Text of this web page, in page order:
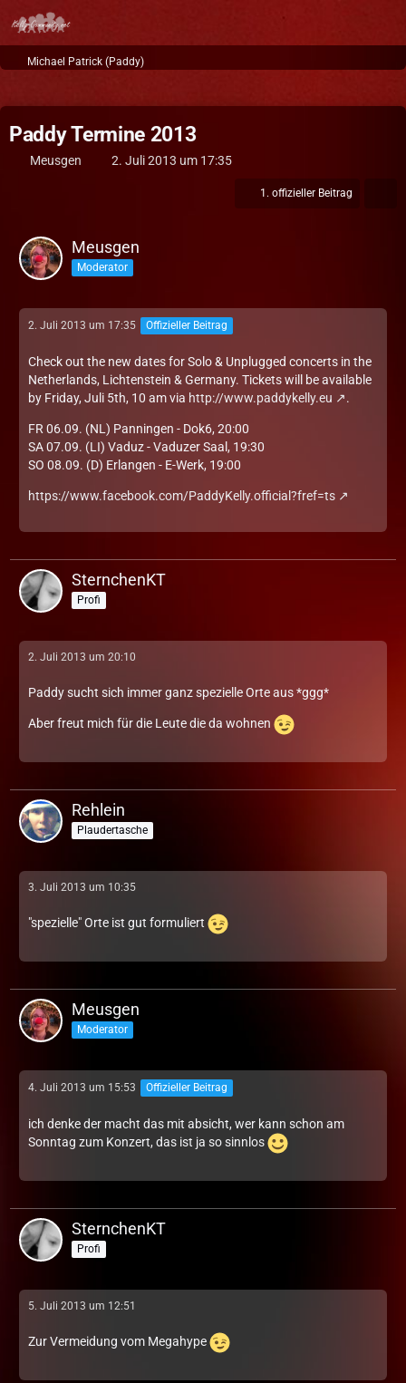
Michael Patrick (Paddy)
Paddy Termine 2013
Meusgen 2. Juli 2013 um 17:35
1. offizieller Beitrag
Meusgen
Moderator
2. Juli 2013 um 17:35 Offizieller Beitrag
Check out the new dates for Solo & Unplugged concerts in the
Netherlands, Lichtenstein & Germany. Tickets will be available
by Friday, Juli 5th, 10 am via http://www.paddykelly.eu .
FR 06.09. (NL) Panningen - Dok6, 20:00
SA 07.09. (LI) Vaduz - Vaduzer Saal, 19:30
SO 08.09. (D) Erlangen - E-Werk, 19:00
https://www.facebook.com/PaddyKelly.official?fref=ts
SternchenKT
Profi
2. Juli 2013 um 20:10
Paddy sucht sich immer ganz spezielle Orte aus *ggg*
Aber freut mich für die Leute die da wohnen
Rehlein
Plaudertasche
3. Juli 2013 um 10:35
"spezielle" Orte ist gut formuliert
Meusgen
Moderator
4. Juli 2013 um 15:53 Offizieller Beitrag
ich denke der macht das mit absicht, wer kann schon am
Sonntag zum Konzert, das ist ja so sinnlos
SternchenKT
Profi
5. Juli 2013 um 12:51
Zur Vermeidung vom Megahype